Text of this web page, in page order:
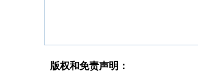
版权和免责声明：